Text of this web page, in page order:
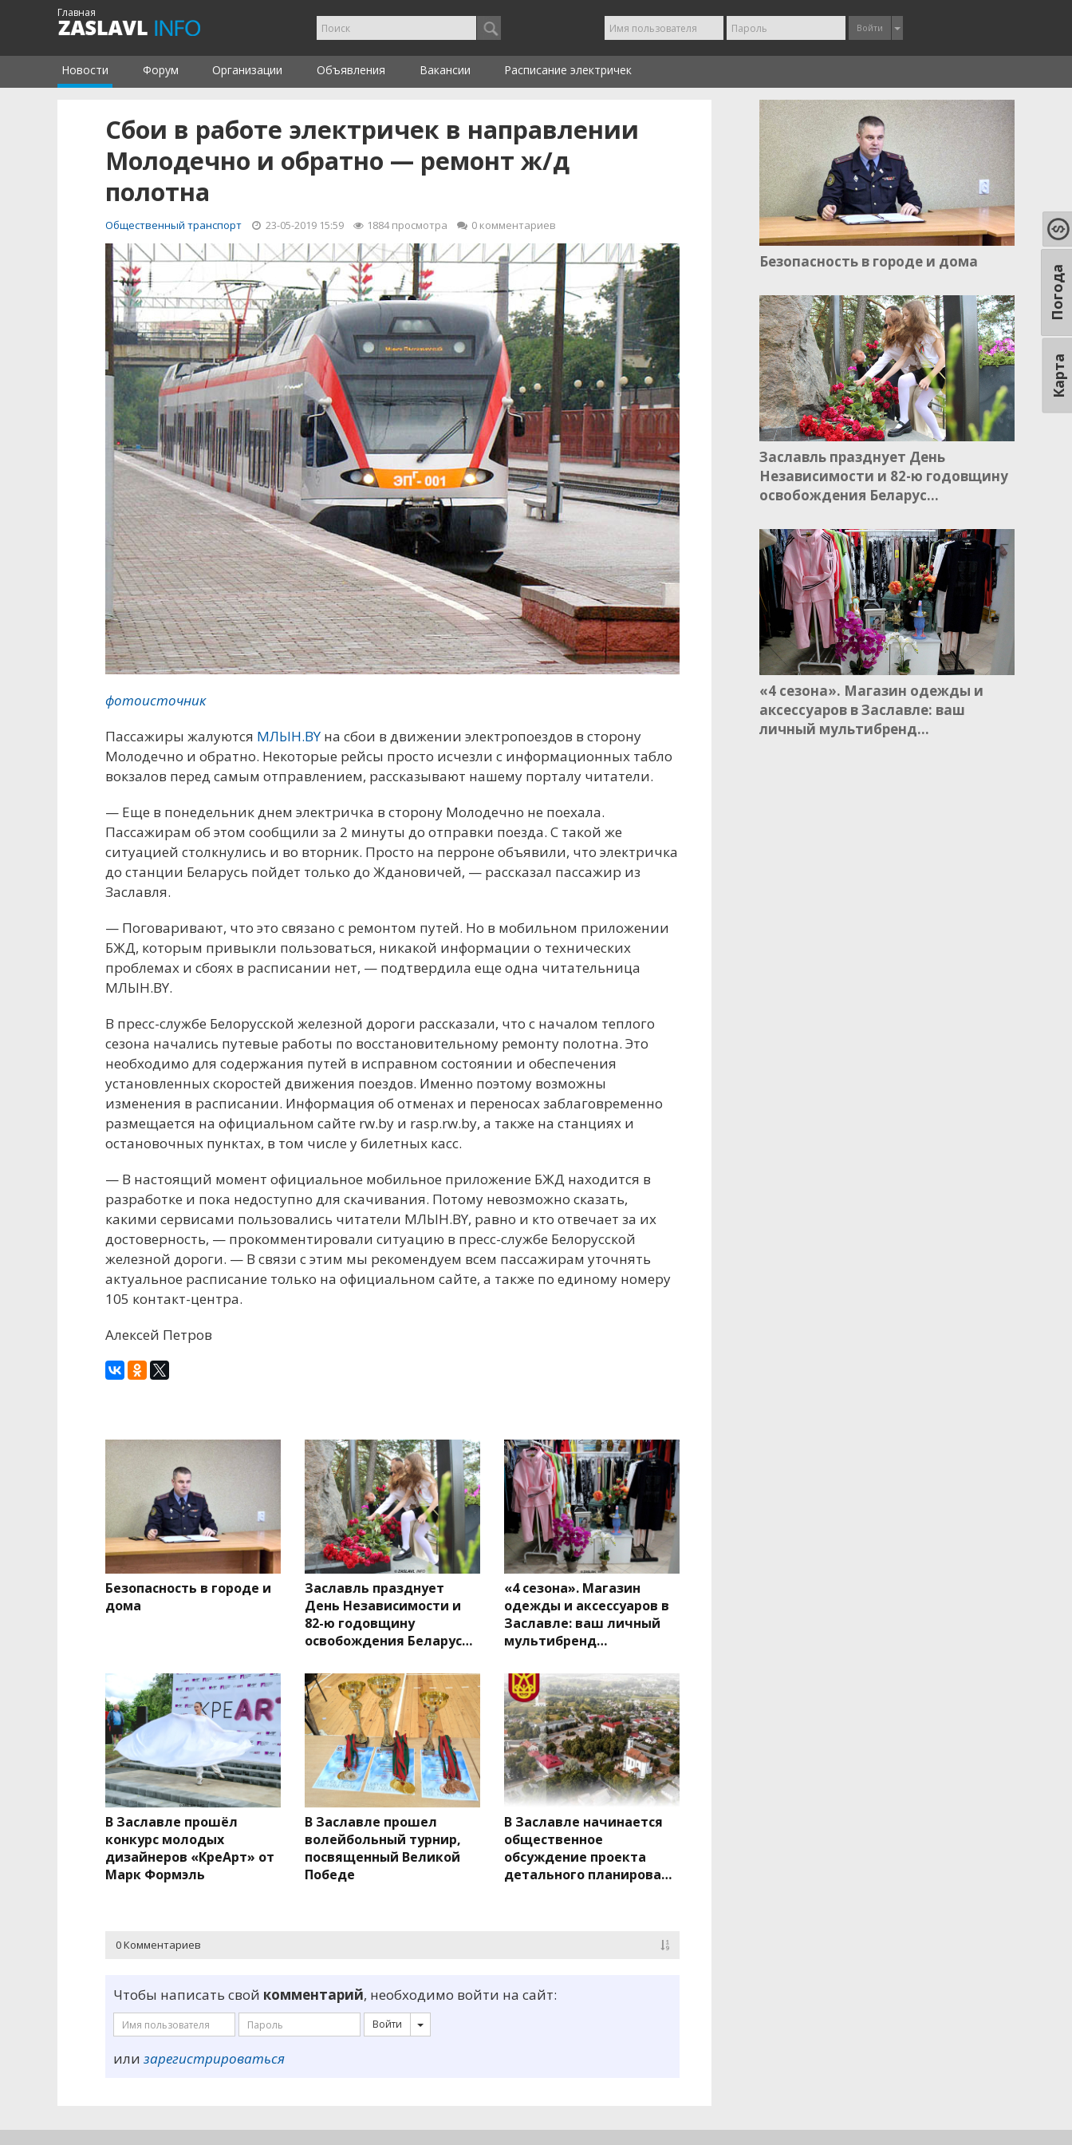
Главная
Войти
Новости Форум Организации Объявления Вакансии Расписание электричек
Сбои в работе электричек в направлении
Молодечно и обратно — ремонт ж/д
полотна
Общественный транспорт 23-05-2019 15:59 1884просмотра 0 комментариев
фотоисточник
Пассажиры жалуются МЛЫН.BY на сбои в движении электропоездов в сторону
Молодечно и обратно. Некоторые рейсы просто исчезли с информационных табло
вокзалов перед самым отправлением, рассказывают нашему порталу читатели.
— Еще в понедельник днем электричка в сторону Молодечно не поехала.
Пассажирам об этом сообщили за 2 минуты до отправки поезда. С такой же
ситуацией столкнулись и во вторник. Просто на перроне объявили, что электричка
до станции Беларусь пойдет только до Ждановичей, — рассказал пассажир из
Заславля.
— Поговаривают, что это связано с ремонтом путей. Но в мобильном приложении
БЖД, которым привыкли пользоваться, никакой информации о технических
проблемах и сбоях в расписании нет, — подтвердила еще одна читательница
МЛЫН.BY.
В пресс-службе Белорусской железной дороги рассказали, что с началом теплого
сезона начались путевые работы по восстановительному ремонту полотна. Это
необходимо для содержания путей в исправном состоянии и обеспечения
установленных скоростей движения поездов. Именно поэтому возможны
изменения в расписании. Информация об отменах и переносах заблаговременно
размещается на официальном сайте rw.by и rasp.rw.by, а также на станциях и
остановочных пунктах, в том числе у билетных касс.
— В настоящий момент официальное мобильное приложение БЖД находится в
разработке и пока недоступно для скачивания. Потому невозможно сказать,
какими сервисами пользовались читатели МЛЫН.BY, равно и кто отвечает за их
достоверность, — прокомментировали ситуацию в пресс-службе Белорусской
железной дороги. — В связи с этим мы рекомендуем всем пассажирам уточнять
актуальное расписание только на официальном сайте, а также по единому номеру
105 контакт-центра.
Алексей Петров
Безопасность в городе и
дома
Заславль празднует
День Независимости и
82-ю годовщину
освобождения Беларус…
«4 сезона». Магазин
одежды и аксессуаров в
Заславле: ваш личный
мультибренд…
В Заславле прошёл
конкурс молодых
дизайнеров «КреАрт» от
Марк Формэль
В Заславле прошел
волейбольный турнир,
посвященный Великой
Победе
В Заславле начинается
общественное
обсуждение проекта
детального планирован…
0 Комментариев
Чтобы написать свой комментарий, необходимо войти на сайт:
Войти
или зарегистрироваться
Безопасность в городе и дома
Заславль празднует День
Независимости и 82-ю годовщину
освобождения Беларус…
«4 сезона». Магазин одежды и
аксессуаров в Заславле: ваш
личный мультибренд…
Карта
Погода